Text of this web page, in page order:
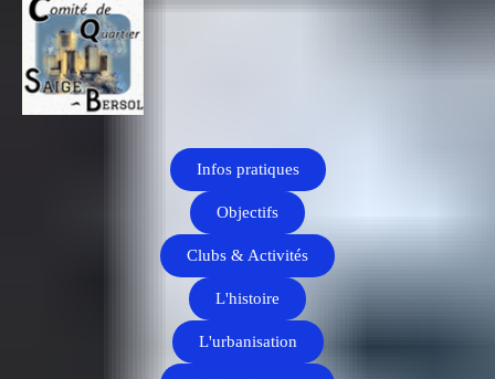
Infos pratiques
Objectifs
Clubs & Activités
L'histoire
L'urbanisation